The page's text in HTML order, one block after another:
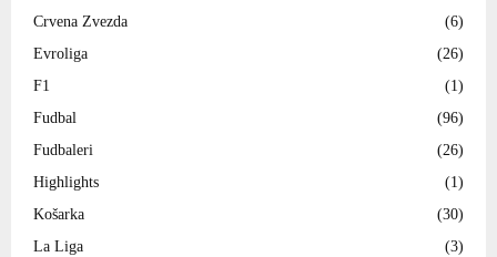
Crvena Zvezda
(6)
Evroliga
(26)
F1
(1)
Fudbal
(96)
Fudbaleri
(26)
Highlights
(1)
Košarka
(30)
La Liga
(3)